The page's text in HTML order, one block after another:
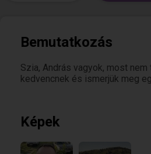
Bemutatkozás
Szia, András vagyok, most
kedvencnek és ismerjük meg
Képek